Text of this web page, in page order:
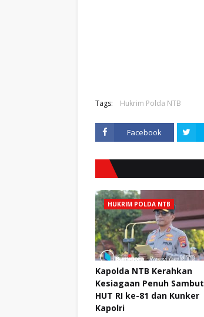
Tags: Hukrim Polda NTB
Facebook
HUKRIM POLDA NTB
Kapolda NTB Kerahkan
Kesiagaan Penuh Sambut
HUT RI ke-81 dan Kunker
Kapolri